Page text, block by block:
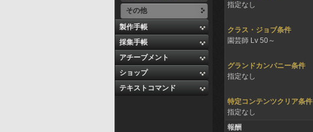
その他
製作手帳
採集手帳
アチーブメント
ショップ
テキストコマンド
指定なし
クラス・ジョブ条件
園芸師 Lv 50～
グランドカンパニー条件
指定なし
特定コンテンツクリア条件
指定なし
報酬